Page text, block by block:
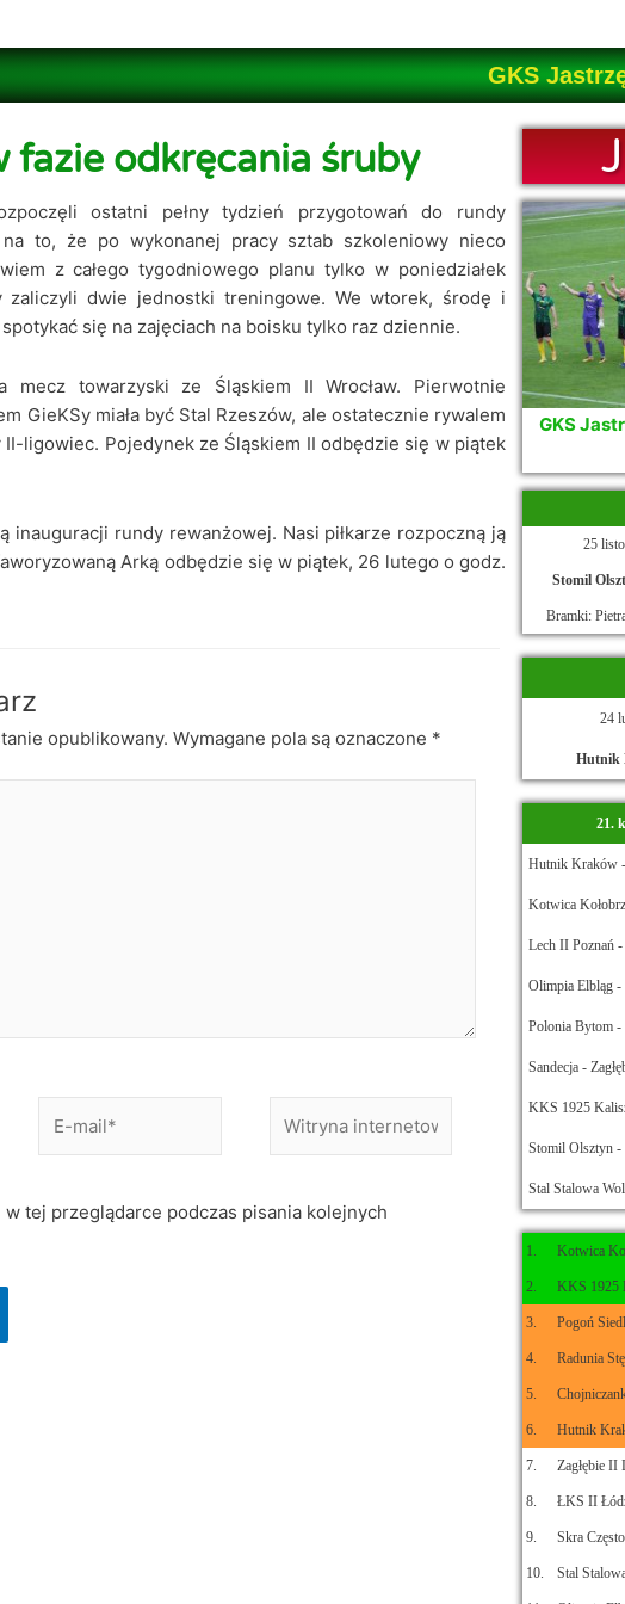
GKS
fazie odkręcania śruby
ostatni pełny tydzień przygotowań do rundy
to, że po wykonanej pracy sztab szkoleniowy nieco
z całego tygodniowego planu tylko w poniedziałek
zaliczyli dwie jednostki treningowe. We wtorek, środę i
się na zajęciach na boisku tylko raz dziennie.
mecz towarzyski ze Śląskiem II Wrocław. Pierwotnie
GieKSy miała być Stal Rzeszów, ale ostatecznie rywalem
II-ligowiec. Pojedynek ze Śląskiem II odbędzie się w piątek
inauguracji rundy rewanżowej. Nasi piłkarze rozpoczną ją
Arką odbędzie się w piątek, 26 lutego o godz.
opublikowany. Wymagane pola są oznaczone *
mail*
internetowa
w tej przeglądarce podczas pisania kolejnych
GKS
25
Stomil
Bramki:
24
Hutnik
21.
Hutnik Kraków
Kotwica
Lech II Poznań
Olimpia Elbląg -
Polonia Bytom -
Sandecja -
KKS 1925
Stomil Olsztyn -
Stal Stalowa
1. Kotwica
2. KKS 1925
3. Pogoń
4. Radunia
5.
6. Hutnik
7. Zagłębie II
8. ŁKS II
9. Skra
10. Stal